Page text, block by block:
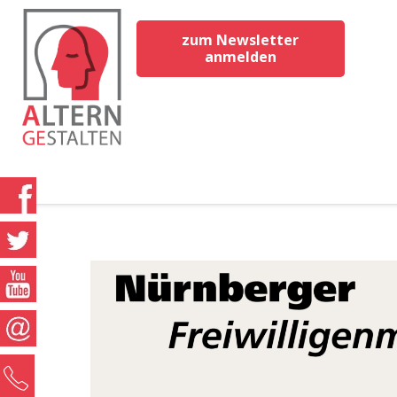
zum Newsletter
anmelden